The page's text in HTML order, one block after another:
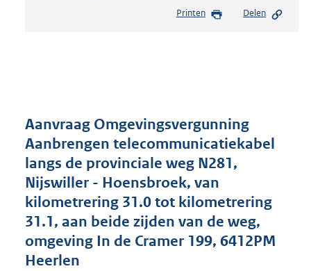
s
r
o
t
t
e
:
1
9
Printen Delen
Aanvraag Omgevingsvergunning
Aanbrengen telecommunicatiekabel
langs de provinciale weg N281,
Nijswiller - Hoensbroek, van
kilometrering 31.0 tot kilometrering
31.1, aan beide zijden van de weg,
omgeving In de Cramer 199, 6412PM
Heerlen